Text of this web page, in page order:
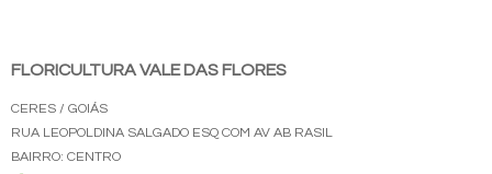
FLORICULTURA VALE DAS FLORES
CERES / GOIÁS
RUA LEOPOLDINA SALGADO ESQ COM AV AB RASIL
BAIRRO: CENTRO